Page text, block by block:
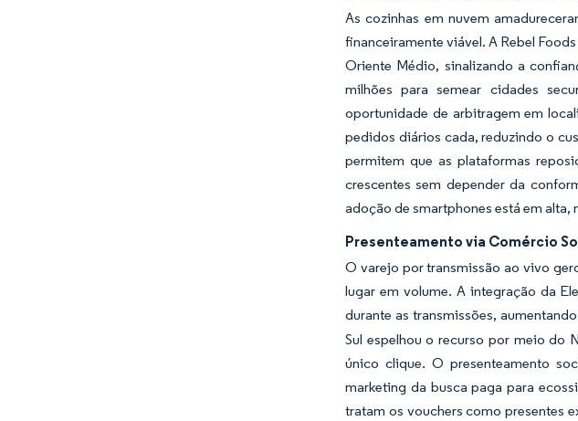
As cozinhas em nuvem
financeiramente viável. A Rebel
Oriente Médio, sinalizando a
milhões para semear cidades
oportunidade de arbitragem em
pedidos diários cada, reduzindo o
permitem que as plataformas
crescentes sem depender da
adoção de smartphones está em
Presenteamento via Comércio
O varejo por transmissão ao vivo
lugar em volume. A integração da
durante as transmissões,
Sul espelhou o recurso por meio do
único clique. O presenteamento
marketing da busca paga para
tratam os vouchers como presentes